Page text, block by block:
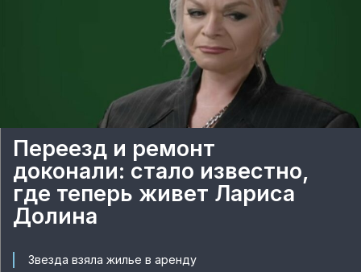
Переезд и ремонт
доконали: стало известно,
где теперь живет Лариса
Долина
Звезда взяла жилье в аренду